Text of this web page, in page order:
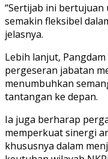
“Sertijab ini
semakin fleksibel
jelasnya.
Lebih lanjut,
pergeseran jabatan
menumbuhkan
tantangan ke depan.
Ia juga berharap
memperkuat sinergi
khususnya dalam